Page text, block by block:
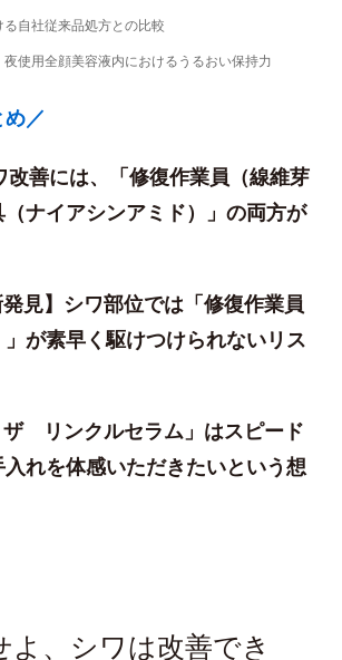
自社従来品処方との比較
使用全顔美容液内におけるうるおい保持力
／
善には、「修復作業員（線維芽
ナイアシンアミド）」の両方が
見】シワ部位では「修復作業員
」が素早く駆けつけられないリス
リンクルセラム」はスピード
れを体感いただきたいという想
よ、シワは改善でき